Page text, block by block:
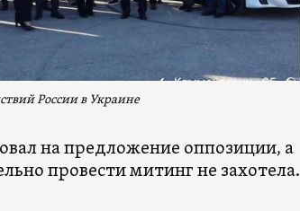
России в Украине
на предложение оппозиции, а
провести митинг не захотела.